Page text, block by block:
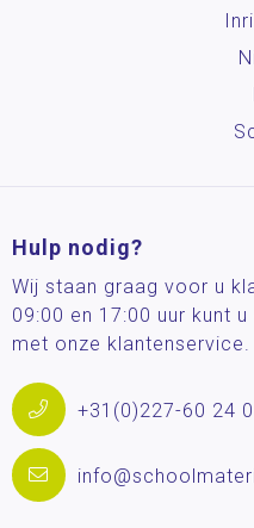
Hulp nodig?
Wij staan graag voor u
09:00 en 17:00 uur kunt
met onze klantenservice.
+31(0)227-60 24